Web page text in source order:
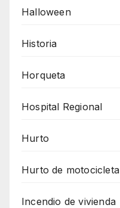
Halloween
Historia
Horqueta
Hospital Regional
Hurto
Hurto de motocicleta
Incendio de vivienda